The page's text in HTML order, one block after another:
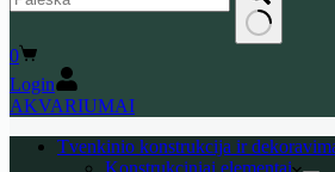
No
results
Shopping
cart
0
Login
AKVARIUMAI
Tvenkinio konstrukcija ir
Konstrukciniai elementai